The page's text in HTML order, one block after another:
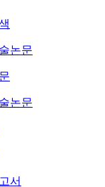
논문
논문
서